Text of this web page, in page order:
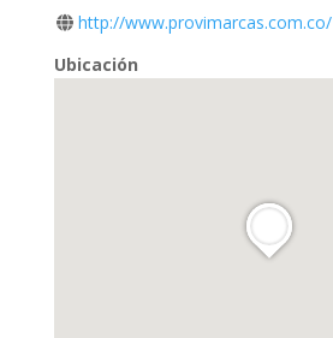
http://www.provimarcas.com.co/
Ubicación